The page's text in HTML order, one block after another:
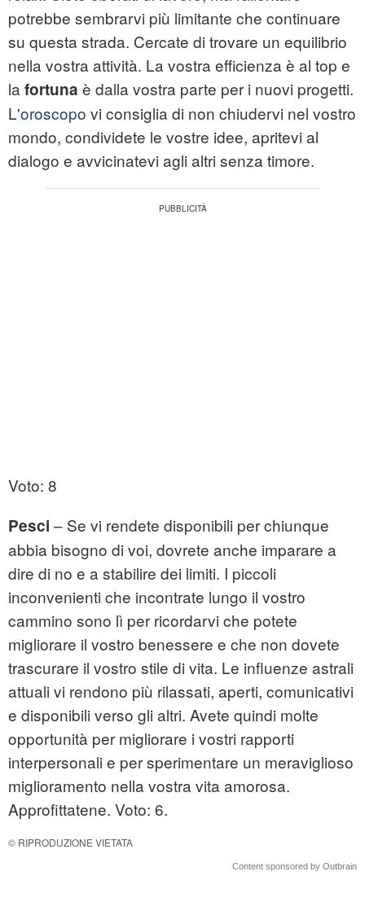
potrebbe sembrarvi più limitante che continuare
su questa strada. Cercate di trovare un equilibrio
nella vostra attività. La vostra efficienza è al top e
la fortuna è dalla vostra parte per i nuovi progetti.
L'oroscopo vi consiglia di non chiudervi nel vostro
mondo, condividete le vostre idee, apritevi al
dialogo e avvicinatevi agli altri senza timore.
Voto: 8
Pesci – Se vi rendete disponibili per chiunque
abbia bisogno di voi, dovrete anche imparare a
dire di no e a stabilire dei limiti. I piccoli
inconvenienti che incontrate lungo il vostro
cammino sono lì per ricordarvi che potete
migliorare il vostro benessere e che non dovete
trascurare il vostro stile di vita. Le influenze astrali
attuali vi rendono più rilassati, aperti, comunicativi
e disponibili verso gli altri. Avete quindi molte
opportunità per migliorare i vostri rapporti
interpersonali e per sperimentare un meraviglioso
miglioramento nella vostra vita amorosa.
Approfittatene. Voto: 6.
© RIPRODUZIONE VIETATA
Content sponsored by Outbrain